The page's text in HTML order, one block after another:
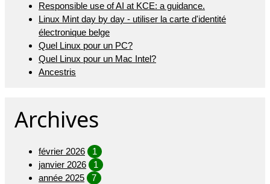
Responsible use of AI at KCE: a guidance.
Linux Mint day by day - utiliser la carte d'identité
électronique belge
Quel Linux pour un PC?
Quel Linux pour un Mac Intel?
Ancestris
Archives
février 2026
1
janvier 2026
1
année 2025
7